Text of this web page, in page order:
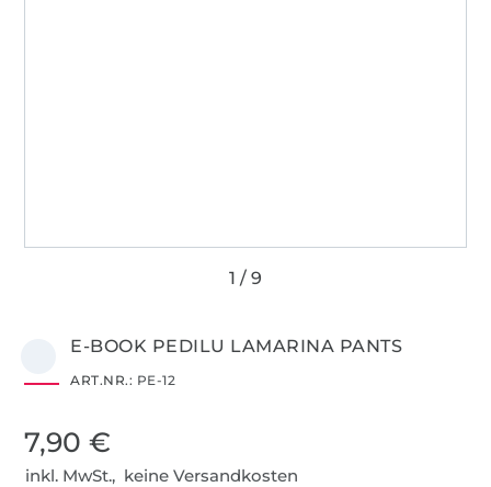
E-BOOK PEDILU LAMARINA PANTS
ART.NR.: PE-12
7,90 €
inkl. MwSt., keine Versandkosten